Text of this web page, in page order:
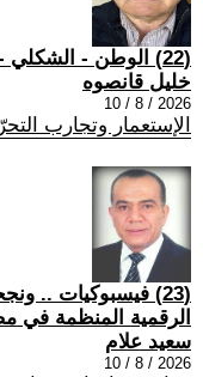
(22) الوطن - الشكلي -
خليل قانصوه
2026 / 8 / 10
الإستعمار وتجارب
(23) فيسبوكيات ..
الرقمية المنظمة في
سعيد علام
2026 / 8 / 10